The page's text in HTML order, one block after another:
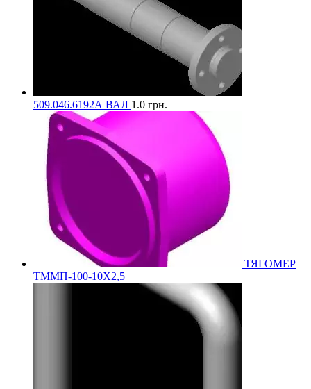
509.046.6192А ВАЛ 1.0 грн.
ТЯГОМЕР
ТММП-100-10Х2,5